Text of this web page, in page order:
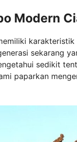
Modern
sekarang
sedikit
paparkan